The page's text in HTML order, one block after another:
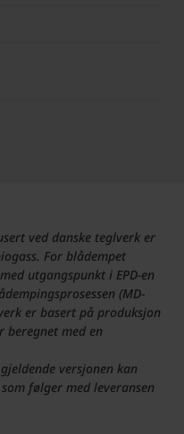
ved danske teglverk er
For blådempet
utgangspunkt i EPD-en
(MD-
er basert på produksjon
beregnet med en
versjonen kan
følger med leveransen